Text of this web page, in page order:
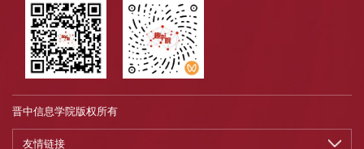
晋中信息学院版权所有
友情链接